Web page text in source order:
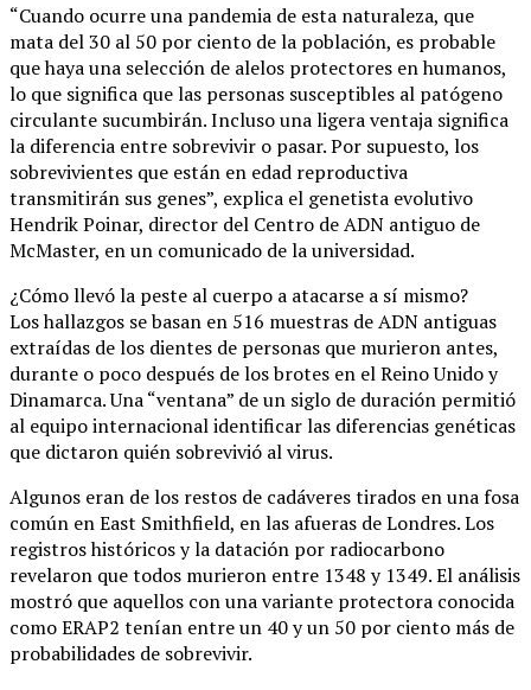
“Cuando ocurre una pandemia de esta naturaleza, que
mata del 30 al 50 por ciento de la población, es probable
que haya una selección de alelos protectores en humanos,
lo que significa que las personas susceptibles al patógeno
circulante sucumbirán. Incluso una ligera ventaja significa
la diferencia entre sobrevivir o pasar. Por supuesto, los
sobrevivientes que están en edad reproductiva
transmitirán sus genes”, explica el genetista evolutivo
Hendrik Poinar, director del Centro de ADN antiguo de
McMaster, en un comunicado de la universidad.
¿Cómo llevó la peste al cuerpo a atacarse a sí mismo?
Los hallazgos se basan en 516 muestras de ADN antiguas
extraídas de los dientes de personas que murieron antes,
durante o poco después de los brotes en el Reino Unido y
Dinamarca. Una “ventana” de un siglo de duración permitió
al equipo internacional identificar las diferencias genéticas
que dictaron quién sobrevivió al virus.
Algunos eran de los restos de cadáveres tirados en una fosa
común en East Smithfield, en las afueras de Londres. Los
registros históricos y la datación por radiocarbono
revelaron que todos murieron entre 1348 y 1349. El análisis
mostró que aquellos con una variante protectora conocida
como ERAP2 tenían entre un 40 y un 50 por ciento más de
probabilidades de sobrevivir.